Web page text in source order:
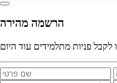
הרשמה מהירה